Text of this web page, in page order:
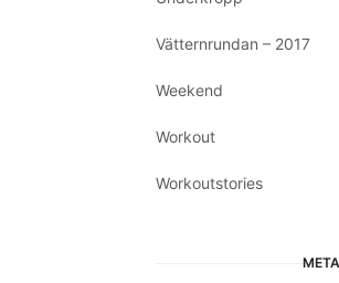
Vätternrundan – 2017
Weekend
Workout
Workoutstories
META